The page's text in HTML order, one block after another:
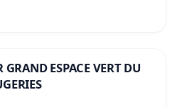
ESPACE VERT DU